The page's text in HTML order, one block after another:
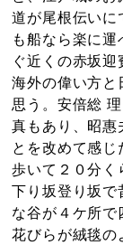
道が尾根伝いに
も船なら楽に
ぐ近くの赤坂迎
海外の偉い方と
思う。安倍総
真もあり、昭惠
とを改めて感じ
歩いて２０分く
下り坂登り坂で
な谷が４ケ所
花びらが絨毯の